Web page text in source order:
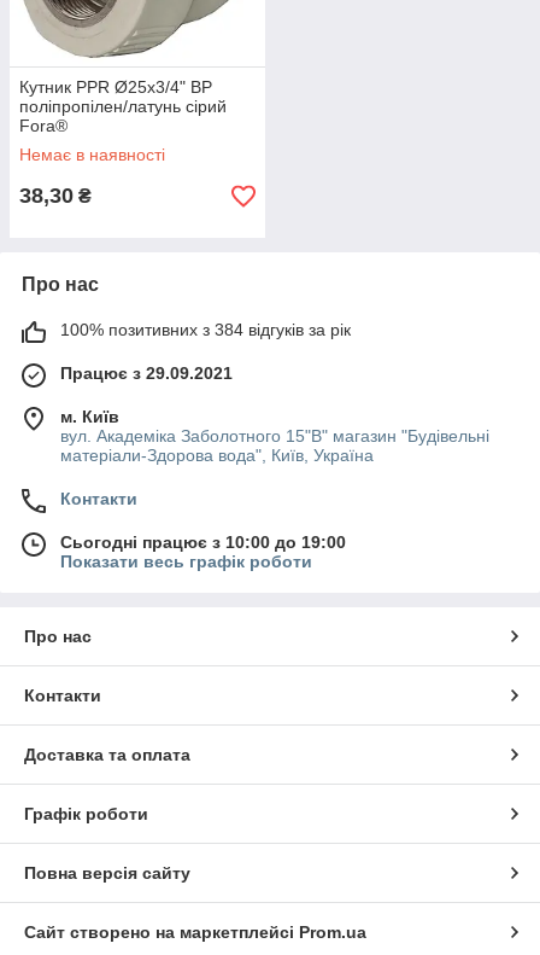
Кутник PPR Ø25х3/4" ВР
поліпропілен/латунь сірий
Fora®
Немає в наявності
38,30 ₴
Про нас
100% позитивних з 384 відгуків за рік
Працює з 29.09.2021
м. Київ
вул. Академіка Заболотного 15"В" магазин "Будівельні
матеріали-Здорова вода", Київ, Україна
Контакти
Сьогодні працює з 10:00 до 19:00
Показати весь графік роботи
Про нас
Контакти
Доставка та оплата
Графік роботи
Повна версія сайту
Сайт створено на маркетплейсі Prom.ua